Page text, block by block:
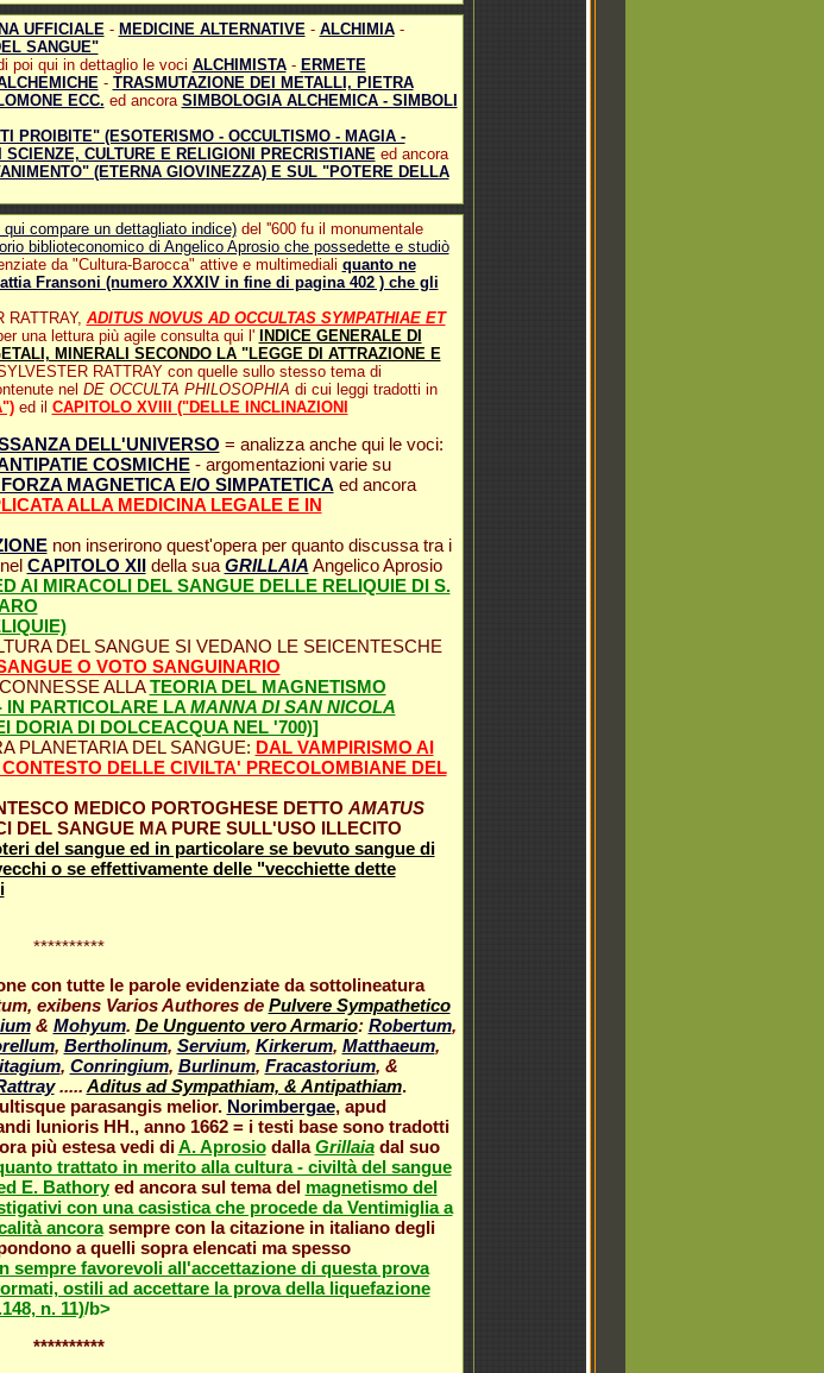
UFFICIALE- MEDICINE ALTERNATIVE- ALCHIMIA-
SANGUE"
poi qui in dettaglio le voci ALCHIMISTA- ERMETE
- TRASMUTAZIONE DEI METALLI, PIETRA
ECC. ed ancora SIMBOLOGIA ALCHEMICA - SIMBOLI
PROIBITE" (ESOTERISMO - OCCULTISMO - MAGIA -
SCIENZE, CULTURE E RELIGIONI PRECRISTIANEed ancora
(ETERNA GIOVINEZZA) E SUL "POTERE DELLA
compare un dettagliato indice)del ''600 fu il monumentale
biblioteconomico di Angelico Aprosio che possedette e studiò
da "Cultura-Barocca" attive e multimediali quanto ne
Fransoni (numero XXXIV in fine di pagina 402 ) che gli
RATTRAY, ADITUS NOVUS AD OCCULTAS SYMPATHIAE ET
una lettura più agile consulta qui l'
INDICE GENERALE DI
MINERALI SECONDO LA "LEGGE DI ATTRAZIONE E
RATTRAY con quelle sullo stesso tema di
nel DE OCCULTA PHILOSOPHIA di cui leggi tradotti in
ed il CAPITOLO XVIII ("DELLE INCLINAZIONI
DELL'UNIVERSO = analizza anche qui le voci:
COSMICHE- argomentazioni varie su
MAGNETICA E/O SIMPATETICA ed ancora
ALLA MEDICINA LEGALE E IN
non inserirono quest'opera per quanto discussa tra i
nel CAPITOLO XIIdella sua GRILLAIA Angelico Aprosio
AI MIRACOLI DEL SANGUE DELLE RELIQUIE DI S.
DEL SANGUE SI VEDANO LE SEICENTESCHE
O VOTO SANGUINARIO
ALLATEORIA DEL MAGNETISMO
IN PARTICOLARE LA MANNA DI SAN NICOLA
DORIA DI DOLCEACQUA NEL '700)]
PLANETARIA DEL SANGUE: DAL VAMPIRISMO AI
DELLE CIVILTA' PRECOLOMBIANE DEL
MEDICO PORTOGHESE DETTO AMATUS
DEL SANGUE MA PURE SULL'USO ILLECITO
del sangue ed in particolare se bevuto sangue di
o se effettivamente delle "vecchiette dette
**********
con tutte le parole evidenziate da sottolineatura
exibens Varios Authores de Pulvere Sympathetico
& Mohyum. De Unguento vero Armario: Robertum,
, Bertholinum, Servium, Kirkerum, Matthaeum,
, Conringium, Burlinum, Fracastorium, &
..... Aditus ad Sympathiam, & Antipathiam.
parasangis melior. Norimbergae, apud
Iunioris HH., anno 1662 = i testi base sono tradotti
più estesa vedi diA. AprosiodallaGrillaiadal suo
trattato in merito alla cultura - civiltà del sangue
E. Bathoryed ancora sul tema del magnetismo del
con una casistica che procede da Ventimiglia a
ancorasempre con la citazione in italiano degli
a quelli sopra elencati ma spesso
sempre favorevoli all'accettazione di questa prova
ostili ad accettare la prova della liquefazione
n. 11)/b>
**********